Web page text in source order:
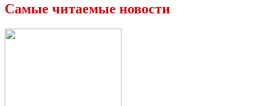
Самые читаемые новости